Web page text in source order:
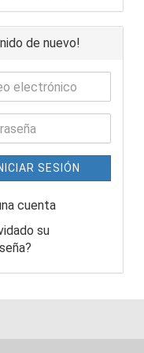
de nuevo!
SESIÓN
cuenta
su